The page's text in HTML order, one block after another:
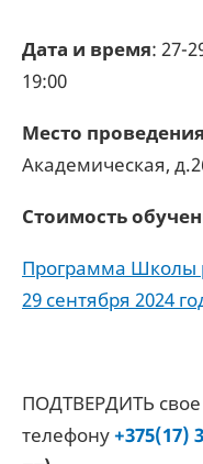
Дата и время: 27-
19:00
Место проведения
Академическая,
Стоимость
Программа Школы
29 сентября 2024
ПОДТВЕРДИТЬ
телефону+375(17)